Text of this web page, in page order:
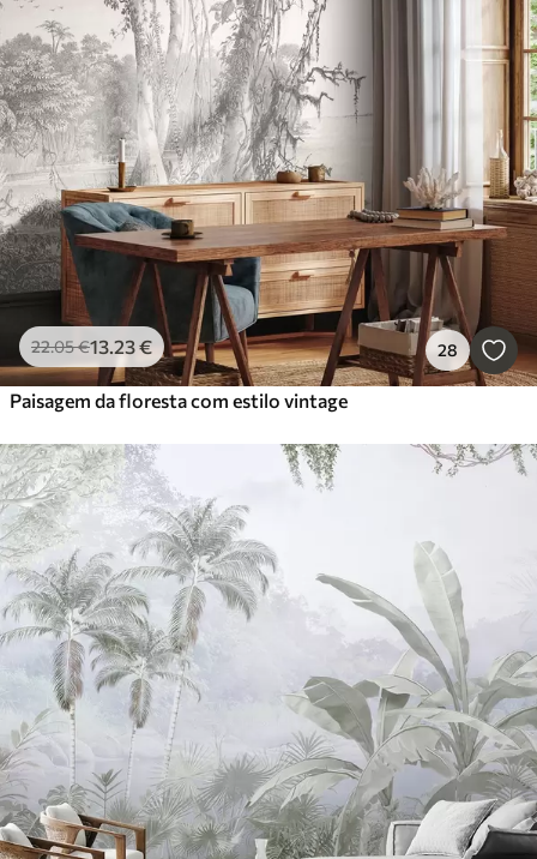
22.05€13.23€ 28
Paisagem da floresta com estilo vintage